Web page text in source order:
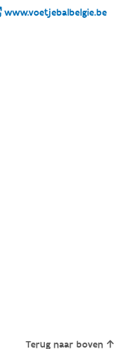
www.voetjebalbelgie.be/
Terug naar boven